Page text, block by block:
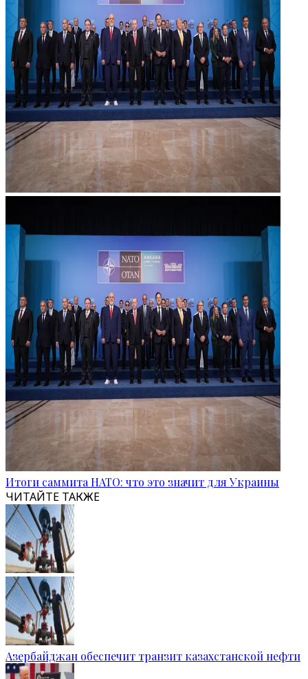
Итоги саммита НАТО: что это значит для Украины
ЧИТАЙТЕ ТАКЖЕ
Азербайджан обеспечит транзит казахстанской нефти